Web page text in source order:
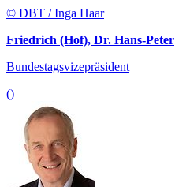
© DBT / Inga Haar
Friedrich (Hof), Dr. Hans-Peter
Bundestagsvizepräsident
()